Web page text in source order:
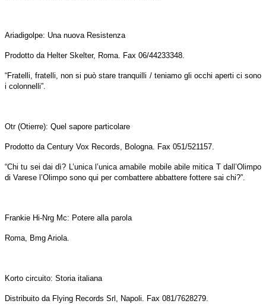
Ariadigolpe: Una nuova Resistenza
Prodotto da Helter Skelter, Roma. Fax 06/44233348.
“Fratelli, fratelli, non si può stare tranquilli / teniamo gli occhi aperti ci sono
i colonnelli”.
Otr (Otierre): Quel sapore particolare
Prodotto da Century Vox Records, Bologna. Fax 051/521157.
“Chi tu sei dai dì? L’unica l’unica amabile mobile abile mitica T dall’Olimpo
di Varese l’Olimpo sono qui per combattere abbattere fottere sai chi?”.
Frankie Hi-Nrg Mc: Potere alla parola
Roma, Bmg Ariola.
Korto circuito: Storia italiana
Distribuito da Flying Records Srl, Napoli. Fax 081/7628279.